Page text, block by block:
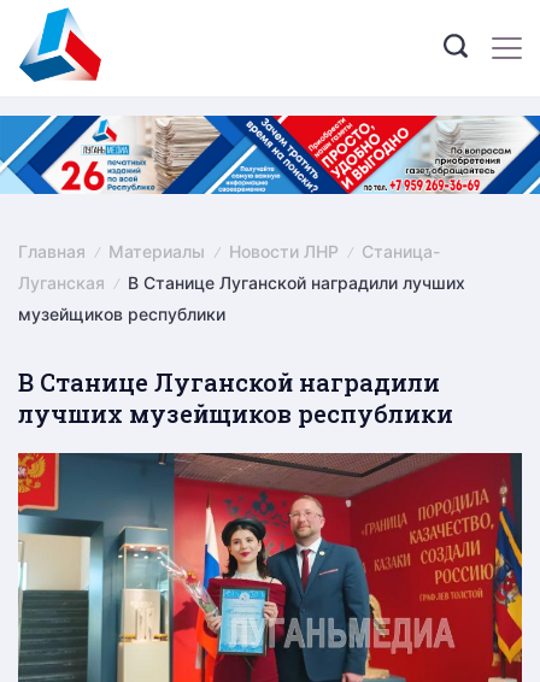
content
Главная Материалы Новости ЛНР
Станица-
Луганская
В Станице Луганской наградили лучших
музейщиков республики
В Станице Луганской наградили
лучших музейщиков республики